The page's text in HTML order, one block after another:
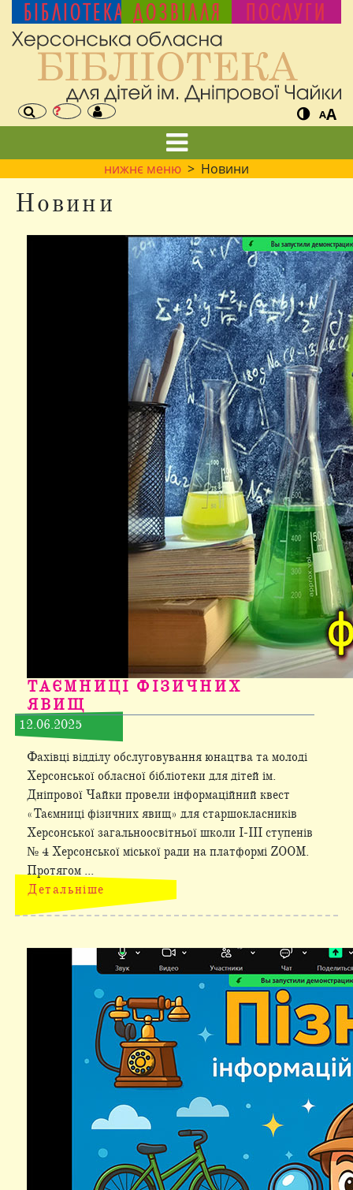
БІБЛІОТЕКА ДОЗВІЛЛЯ ПОСЛУГИ
AA
нижнє меню > Новини
Новини
ТАЄМНИЦІ ФІЗИЧНИХ
ЯВИЩ
12.06.2025
Фахівці відділу обслуговування юнацтва та молоді
Херсонської обласної бібліотеки для дітей ім.
Дніпрової Чайки провели інформаційний квест
«Таємниці фізичних явищ» для старшокласників
Херсонської загальноосвітньої школи І-ІІІ ступенів
№ 4 Херсонської міської ради на платформі ZOOM.
Протягом ...
Детальніше